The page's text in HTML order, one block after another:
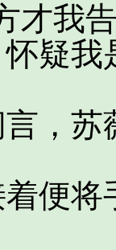
我告
疑我
苏
将手